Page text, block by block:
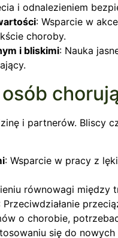
i odnalezieniem
: Wsparcie w
choroby.
i bliskimi: Nauka
i partnerów.
: Wsparcie w pracy z
równowagi między
Przeciwdziałanie
o chorobie,
się do